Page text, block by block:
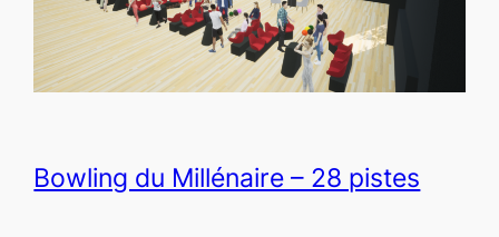
Bowling du Millénaire – 28 pistes